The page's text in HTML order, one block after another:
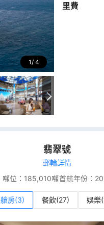
1 4
里費
翡翠號
郵輪詳情
噸位： 185,010噸首航年份：
艙房(3) 餐飲(27) 娛樂